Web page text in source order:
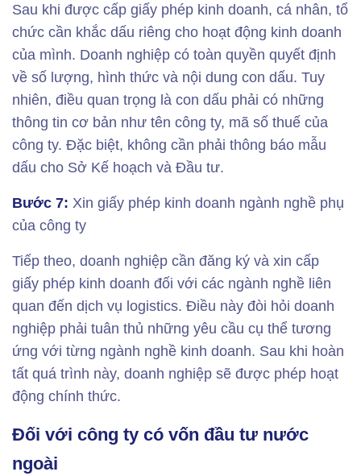
Sau khi được cấp giấy phép kinh doanh, cá nhân, tổ
chức cần khắc dấu riêng cho hoạt động kinh doanh
của mình. Doanh nghiệp có toàn quyền quyết định
về số lượng, hình thức và nội dung con dấu. Tuy
nhiên, điều quan trọng là con dấu phải có những
thông tin cơ bản như tên công ty, mã số thuế của
công ty. Đặc biệt, không cần phải thông báo mẫu
dấu cho Sở Kế hoạch và Đầu tư.
Bước 7: Xin giấy phép kinh doanh ngành nghề phụ
của công ty
Tiếp theo, doanh nghiệp cần đăng ký và xin cấp
giấy phép kinh doanh đối với các ngành nghề liên
quan đến dịch vụ logistics. Điều này đòi hỏi doanh
nghiệp phải tuân thủ những yêu cầu cụ thể tương
ứng với từng ngành nghề kinh doanh. Sau khi hoàn
tất quá trình này, doanh nghiệp sẽ được phép hoạt
động chính thức.
Đối với công ty có vốn đầu tư nước
ngoài